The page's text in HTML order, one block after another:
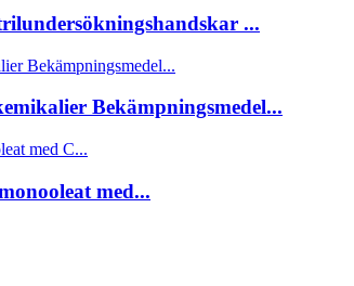
...
Bekämpningsmedel...
med...